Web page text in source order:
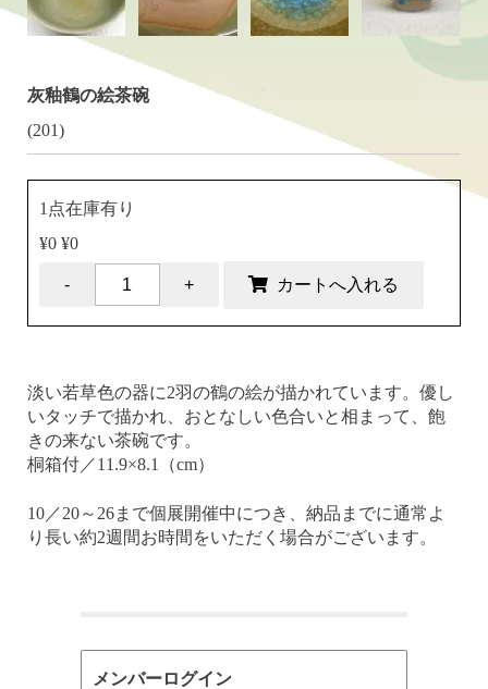
灰釉鶴の絵茶碗
(201)
1点在庫有り
¥0 ¥0
淡い若草色の器に2羽の鶴の絵が描かれています。優し
いタッチで描かれ、おとなしい色合いと相まって、飽
きの来ない茶碗です。
桐箱付／11.9×8.1（cm）
10／20～26まで個展開催中につき、納品までに通常よ
り長い約2週間お時間をいただく場合がございます。
メンバーログイン